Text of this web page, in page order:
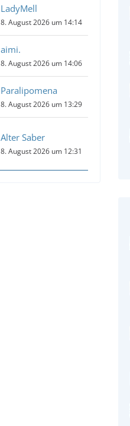
LadyMell
8. August 2026 um 14:14
aimi.
8. August 2026 um 14:06
Paralipomena
8. August 2026 um 13:29
Alter Saber
8. August 2026 um 12:31